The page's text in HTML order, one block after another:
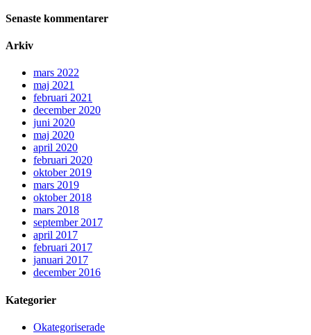
Senaste kommentarer
Arkiv
mars 2022
maj 2021
februari 2021
december 2020
juni 2020
maj 2020
april 2020
februari 2020
oktober 2019
mars 2019
oktober 2018
mars 2018
september 2017
april 2017
februari 2017
januari 2017
december 2016
Kategorier
Okategoriserade